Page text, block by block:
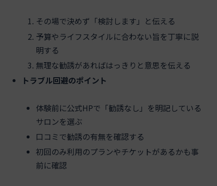
その場で決めず「検討します」と伝える
予算やライフスタイルに合わない旨を丁寧に説
明する
無理な勧誘があればはっきりと意思を伝える
トラブル回避のポイント
体験前に公式HPで「勧誘なし」を明記している
サロンを選ぶ
口コミで勧誘の有無を確認する
初回のみ利用のプランやチケットがあるかも事
前に確認